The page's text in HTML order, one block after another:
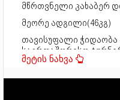
მწრთვნელი კახაბერ
მეორე ადგილი(46კგ)
თავისუფალი ჭიდაობა
საერთაშორისო
თასი) 2013, თბილისი,
მესამე ადგილი(58კგ)